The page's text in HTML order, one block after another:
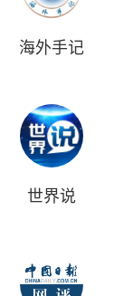
海外手记
世界说